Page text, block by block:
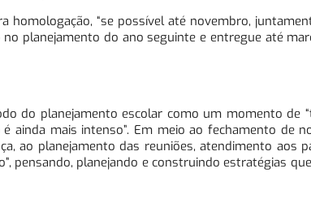
homologação, “se possível até novembro,
no planejamento do ano seguinte e entregue até
do planejamento escolar como um momento de
ainda mais intenso”. Em meio ao fechamento de
ao planejamento das reuniões, atendimento aos
pensando, planejando e construindo estratégias